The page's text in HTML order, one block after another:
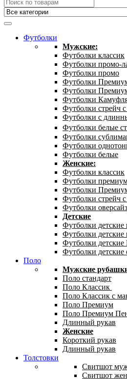
Футболки
Мужские:
Футболки классик
Футболки промо-
Футболки промо
Футболки
Футболки
Футболки
Футболки стрейч
Футболки с
Футболки белые
Футболки
Футболки
Футболки белые
Женские:
Футболки классик
Футболки
Футболки
Футболки стрейч
Футболки оверсайз
Детские
Футболки детские
Футболки
Футболки
Футболки
Поло
Мужские
Поло стандарт
Поло Классик
Поло Классик с
Поло Премиум
Поло Премиум
Длинный рукав
Женские
Короткий рукав
Длинный рукав
Толстовки
Свитшот
Свитшот